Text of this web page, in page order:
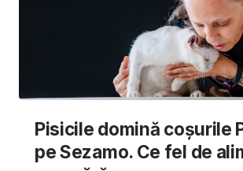
Pisicile domină coșurile
pe Sezamo. Ce fel de